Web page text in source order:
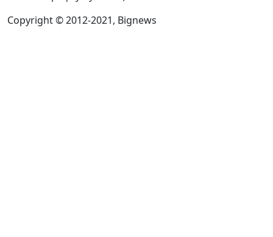
Copyright © 2012-2021, Bignews